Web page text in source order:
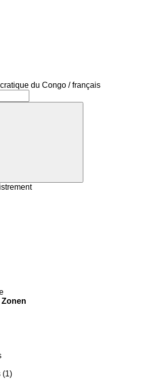
du Congo / français
(1)